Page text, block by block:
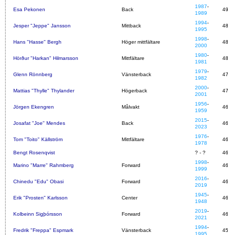
Esa Pekonen Back
1987-
1989
49
Jesper "Jeppe" Jansson Mittback
1994-
1995
48
Hans "Hasse" Bergh Höger mittfältare
1998-
2000
48
Hörður "Harkan" Hilmarsson Mittfältare
1980-
1981
48
Glenn Rönnberg Vänsterback
1979-
1982
47
Mattias "Thylle" Thylander Högerback
2000-
2001
47
Jörgen Ekengren Målvakt
1956-
1959
46
Josafat "Joe" Mendes Back
2015-
2023
46
Tom "Toito" Källström Mittfältare
1976-
1978
46
Bengt Rosenqvist ? - ? 46
Marino "Marre" Rahmberg Forward
1998-
1999
46
Chinedu "Edu" Obasi Forward
2016-
2019
46
Erik "Prosten" Karlsson Center
1945-
1948
46
Kolbeinn Sigþórsson Forward
2019-
2021
46
Fredrik "Freppa" Espmark Vänsterback
1994-
1995
45